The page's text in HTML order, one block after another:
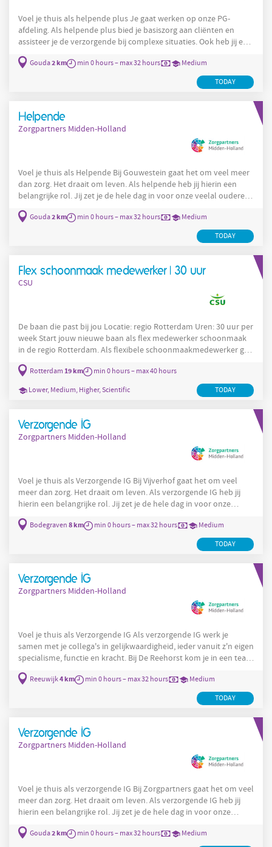
Voel je thuis als helpende plus Je gaat werken op onze PG-
afdeling. Als helpende plus bied je basiszorg aan cliënten en
assisteer je de verzorgende bij complexe situaties. Ook heb jij een
signalerende functie met betrekking tot het welzijn van de
cliënten. Je draagt zorg voor een huiselijke sfeer en het
optimaal welzijn van cliënten. Het liefst doen de cliënten nog zo
veel mogelijk zelf. maar bij de dagelijkse dingen die ze niet meer
Gouda2 km min 0 hours – max 32 hours Medium
TODAY
Helpende
Zorgpartners Midden-Holland
Voel je thuis als Helpende Bij Gouwestein gaat het om veel meer
dan zorg. Het draait om leven. Als helpende heb jij hierin een
belangrijke rol. Jij zet je de hele dag in voor onze veelal oudere
bewoners op de PG-afdeling. Dankzij jou blijven ze zo zelfstandig
mogelijk en genieten ze zoveel mogelijk van het leven. Dit ga je
voelt je verantwoordelijk voor het welzijn van onze bewoners Je
Gouda2 km min 0 hours – max 32 hours Medium
TODAY
Flex schoonmaak medewerker | 30 uur
CSU
De baan die past bij jou Locatie: regio Rotterdam Uren: 30 uur per
week Start jouw nieuwe baan als flex medewerker schoonmaak
in de regio Rotterdam. Als flexibele schoonmaakmedewerker ga
je aan de slag op verschillende locaties. Hiervoor krijg je een
wekelijkse planning en een auto van CSU om naar de locaties te
reizen. Vaak kom je op plekken waar geen vaste bezetting is,
waardoor het contact met de klant ook onderdeel kan zijn van
Rotterdam 19 km min 0 hours – max 40 hours
Lower, Medium, Higher, Scientific TODAY
Verzorgende IG
Zorgpartners Midden-Holland
Voel je thuis als Verzorgende IG Bij Vijverhof gaat het om veel
meer dan zorg. Het draait om leven. Als verzorgende IG heb jij
hierin een belangrijke rol. Jij zet je de hele dag in voor onze
veelal oudere bewoners. Dankzij jou blijven ze zo zelfstandig
mogelijk en genieten ze zoveel mogelijk van het leven. Dit ga je
Bodegraven 8 km min 0 hours – max 32 hours Medium
TODAY
Verzorgende IG
Zorgpartners Midden-Holland
Voel je thuis als Verzorgende IG Als verzorgende IG werk je
samen met je collega's in gelijkwaardigheid, ieder vanuit z'n eigen
specialisme, functie en kracht. Bij De Reehorst kom je in een team
met fijne collega's op onze PG of Somatiek afdeling, die net als jij
een hart hebben voor ouderen én voor het vak. Bij ons staat een
prettige werksfeer en een goede relatie met cliënten en
mantelzorgers voorop. Ook krijg je alle ruimte om met ideeën te
Reeuwijk4 km min 0 hours – max 32 hours Medium
TODAY
Verzorgende IG
Zorgpartners Midden-Holland
Voel je thuis als verzorgende IG Bij Zorgpartners gaat het om veel
meer dan zorg. Het draait om leven. Als verzorgende IG heb jij
hierin een belangrijke rol. Jij zet je de hele dag in voor onze
veelal oudere bewoners. Dankzij jou blijven ze zo zelfstandig
mogelijk en genieten ze zoveel mogelijk van het leven. Dit ga je
Gouda2 km min 0 hours – max 32 hours Medium